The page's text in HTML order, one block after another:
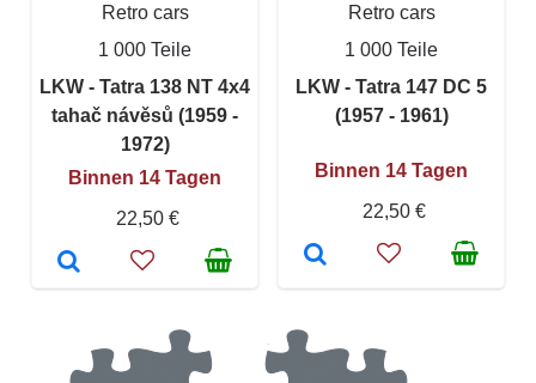
Retro cars
1 000 Teile
LKW - Tatra 138 NT 4x4
tahač návěsů (1959 -
1972)
Binnen 14 Tagen
22,50 €
Retro cars
1 000 Teile
LKW - Tatra 147 DC 5
(1957 - 1961)
Binnen 14 Tagen
22,50 €